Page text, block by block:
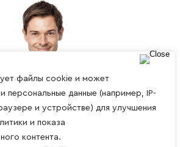
файлы cookie и может
персональные данные (например, IP-
и устройстве) для улучшения
и показа
контента.